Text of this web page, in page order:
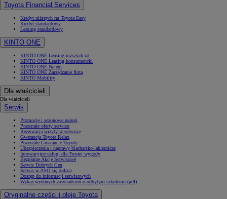
Toyota Financial Services
Kredyt niższych rat Toyota Easy
Kredyt standardowy
Leasing standardowy
KINTO ONE
KINTO ONE Leasing niższych rat
KINTO ONE Leasing konsumencki
KINTO ONE Najem
KINTO ONE Zarządzanie flotą
KINTO Mobility
Dla właścicieli
Dla właścicieli
Serwis
Promocje i sezonowe usługi
Pozostałe oferty serwisu
Rezerwacja wizyty w serwisie
Gwarancja Toyota Relax
Pozostałe Gwarancje Toyoty
Ubezpieczenia i naprawy blacharsko-lakiernicze
Innowacyjne usługi dla Twojej wygody
Bezpłatne Akcje Serwisowe
Serwis Dobrych Cen
Serwis w ASO się opłaca
Dostęp do informacji serwisowych
Wykaz wydanych zaświadczeń o odbytym szkoleniu (pdf)
Oryginalne części i oleje Toyota